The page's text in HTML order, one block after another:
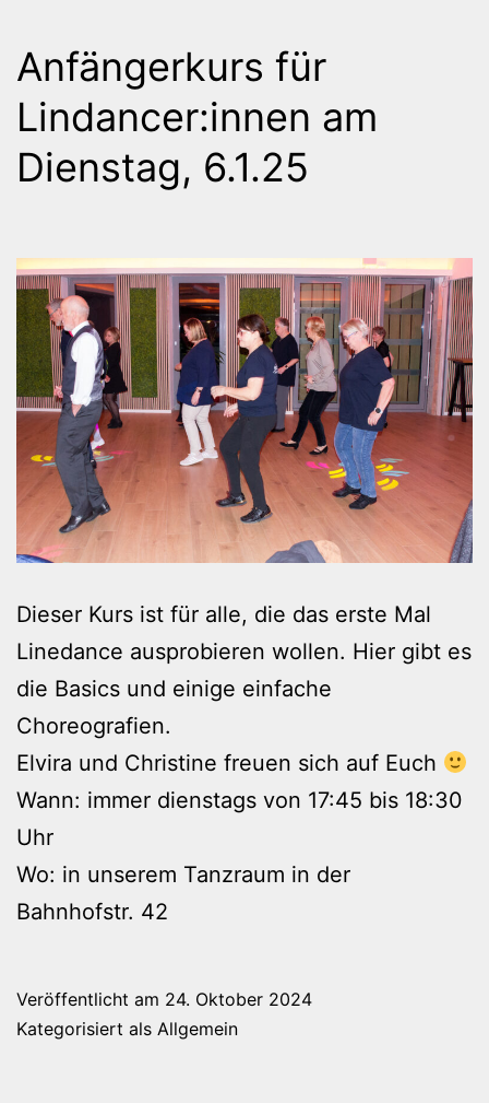
Anfängerkurs für
Lindancer:innen am
Dienstag, 6.1.25
Dieser Kurs ist für alle, die das erste Mal
Linedance ausprobieren wollen. Hier gibt es
die Basics und einige einfache
Choreografien.
Elvira und Christine freuen sich auf Euch
Wann: immer dienstags von 17:45 bis 18:30
Uhr
Wo: in unserem Tanzraum in der
Bahnhofstr. 42
Veröffentlicht am 24. Oktober 2024
Kategorisiert als Allgemein